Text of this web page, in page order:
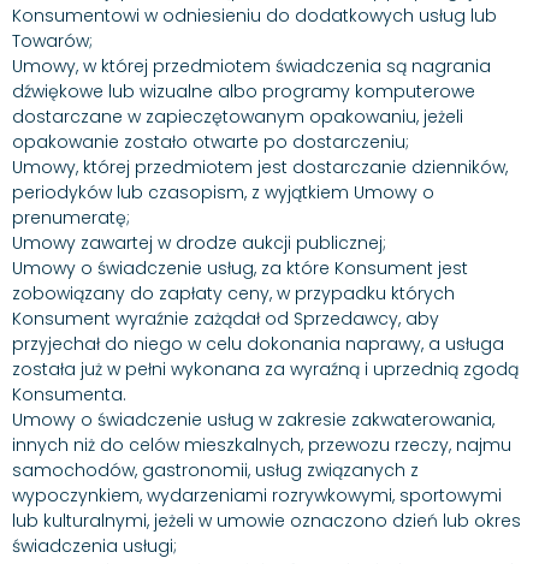
Konsumentowi w odniesieniu do dodatkowych usług lub
Towarów;
Umowy, w której przedmiotem świadczenia są nagrania
dźwiękowe lub wizualne albo programy komputerowe
dostarczane w zapieczętowanym opakowaniu, jeżeli
opakowanie zostało otwarte po dostarczeniu;
Umowy, której przedmiotem jest dostarczanie dzienników,
periodyków lub czasopism, z wyjątkiem Umowy o
prenumeratę;
Umowy zawartej w drodze aukcji publicznej;
Umowy o świadczenie usług, za które Konsument jest
zobowiązany do zapłaty ceny, w przypadku których
Konsument wyraźnie zażądał od Sprzedawcy, aby
przyjechał do niego w celu dokonania naprawy, a usługa
została już w pełni wykonana za wyraźną i uprzednią zgodą
Konsumenta.
Umowy o świadczenie usług w zakresie zakwaterowania,
innych niż do celów mieszkalnych, przewozu rzeczy, najmu
samochodów, gastronomii, usług związanych z
wypoczynkiem, wydarzeniami rozrywkowymi, sportowymi
lub kulturalnymi, jeżeli w umowie oznaczono dzień lub okres
świadczenia usługi;